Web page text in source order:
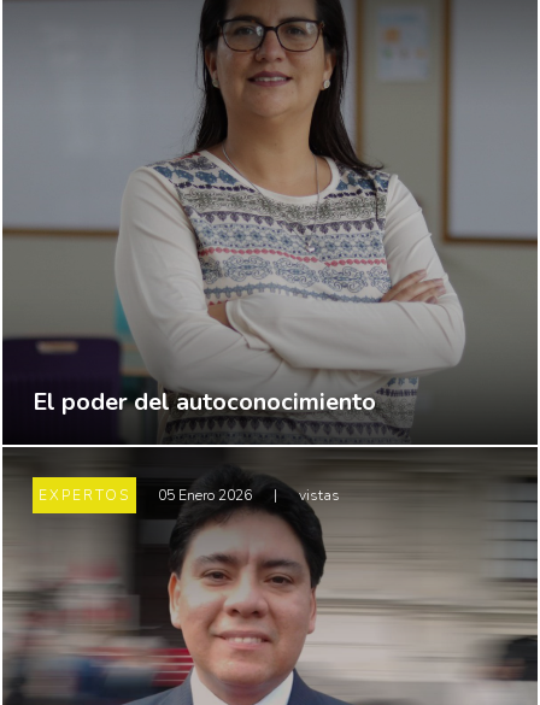
El poder del autoconocimiento
EXPERTOS 05 Enero 2026 | vistas